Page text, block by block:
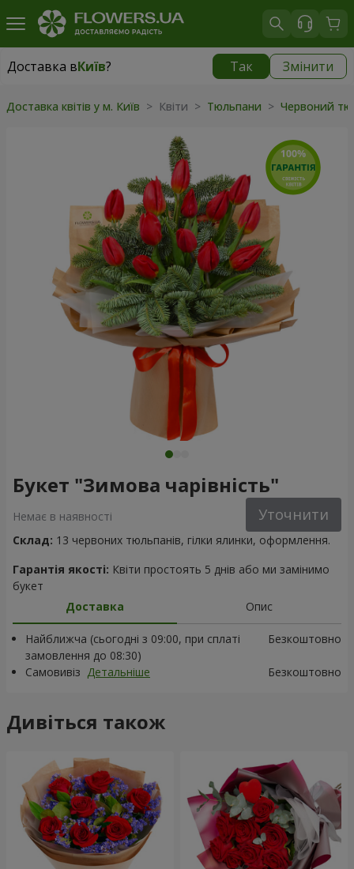
Доставка вКиїв? Так Змінити
Доставка вКиїв
Доставка квітів у м. Київ > Квіти > Тюльпани > Червоний
Букет "Зимова чарівність"
Немає в наявності Уточнити
Склад: 13 червоних тюльпанів, гілки ялинки, оформлення.
Гарантія якості: Квіти простоять 5 днів або ми замінимо
букет
Доставка
Опис
Найближча (сьогодні з 09:00, при сплаті
замовлення до 08:30)
Безкоштовно
Самовивіз Детальніше Безкоштовно
Дивіться також